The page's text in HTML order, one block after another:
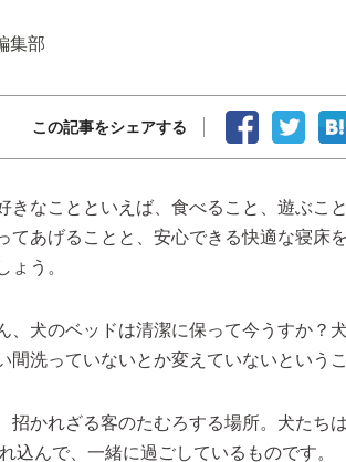
集部
この記事をシェアする
きなことといえば、食べること、遊ぶこ
てあげることと、安心できる快適な寝床
ょう。
、犬のベッドは清潔に保って今うすか？
間洗っていないとか変えていないという
招かれざる客のたむろする場所。犬たち
込んで、一緒に過ごしているものです。